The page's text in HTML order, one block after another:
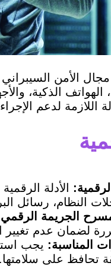
الأمن السيبراني
الذكية،
اللازمة لدعم
الأدلة
النظام، رسائل
الجريمة
لضمان عدم تغيير
المناسبة:
تحافظ على سلامتها.